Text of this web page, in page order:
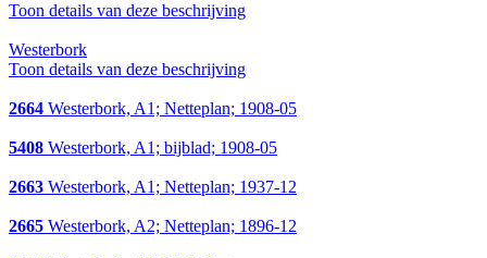
Toon details van deze beschrijving
Westerbork
Toon details van deze beschrijving
2664 Westerbork, A1; Netteplan; 1908-05
5408 Westerbork, A1; bijblad; 1908-05
2663 Westerbork, A1; Netteplan; 1937-12
2665 Westerbork, A2; Netteplan; 1896-12